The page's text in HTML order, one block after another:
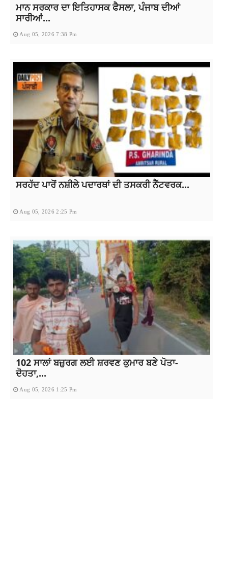
ਮਾਨ ਸਰਕਾਰ ਦਾ ਇਤਿਹਾਸਕ ਫੈਸਲਾ, ਪੰਜਾਬ ਦੀਆਂ
ਸਾਰੀਆਂ...
Aug 05, 2026 7:38 Pm
ਸਰਹੱਦ ਪਾਰੋਂ ਨਸ਼ੀਲੇ ਪਦਾਰਥਾਂ ਦੀ ਤਸਕਰੀ ਨੈੱਟਵਰਕ...
Aug 05, 2026 2:25 Pm
102 ਸਾਲਾਂ ਬਜ਼ੁਰਗ ਲਈ ਸ਼ਰਵਣ ਕੁਮਾਰ ਬਣੇ ਪੋਤਾ-
ਦੋਹਤਾ,...
Aug 05, 2026 1:25 Pm